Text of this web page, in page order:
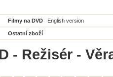
Filmy na DVD English version
Ostatní zboží
- Režisér -